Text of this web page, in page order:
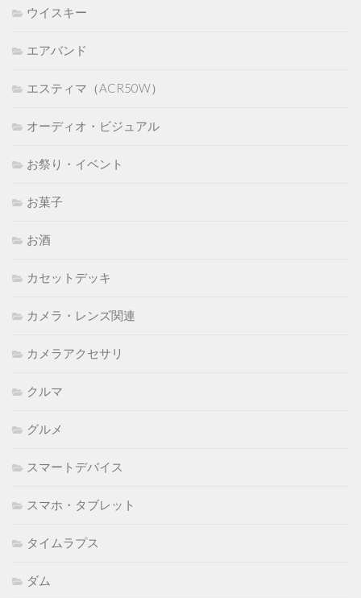
ウイスキー
エアバンド
エスティマ（ACR50W）
オーディオ・ビジュアル
お祭り・イベント
お菓子
お酒
カセットデッキ
カメラ・レンズ関連
カメラアクセサリ
クルマ
グルメ
スマートデバイス
スマホ・タブレット
タイムラプス
ダム